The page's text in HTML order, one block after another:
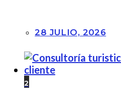
28 JULIO, 2026
2